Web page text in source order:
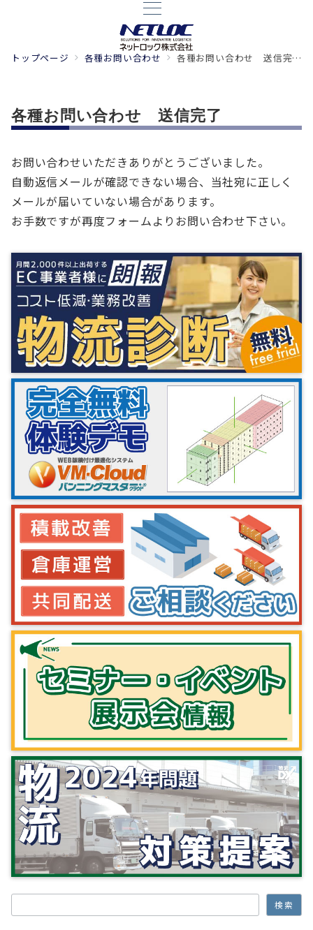
トップページ 各種お問い合わせ 各種お問い合わせ 送信完了
各種お問い合わせ 送信完了
お問い合わせいただきありがとうございました。
自動返信メールが確認できない場合、当社宛に正しく
メールが届いていない場合があります。
お手数ですが再度フォームよりお問い合わせ下さい。
検索